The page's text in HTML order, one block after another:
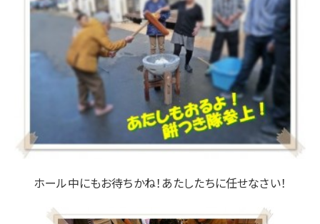
ホール中にもお待ちかね！あたしたちに任せなさい！